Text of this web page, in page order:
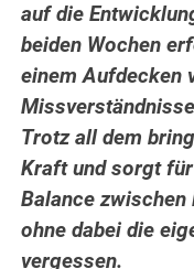
auf die
beiden Wochen
einem Aufdecken
Trotz all dem
Kraft und sorgt
Balance zwischen
ohne dabei die
vergessen.